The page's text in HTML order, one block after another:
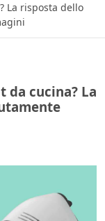
La risposta dello
da cucina? La